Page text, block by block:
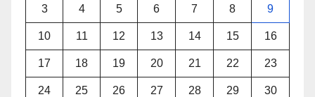
3 4 5 6 7 8 9
10 11 12 13 14 15 16
17 18 19 20 21 22 23
24 25 26 27 28 29 30